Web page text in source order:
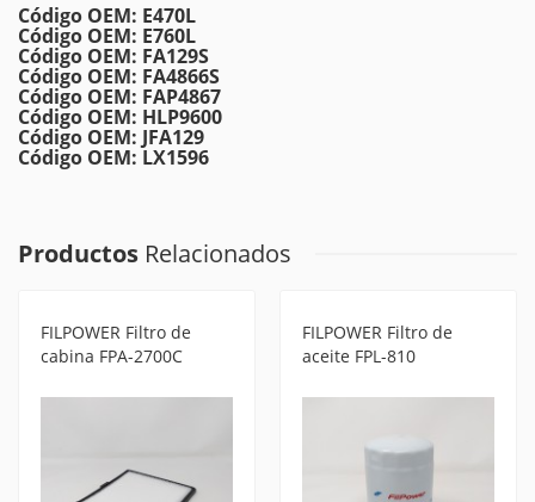
Código OEM: E470L
Código OEM: E760L
Código OEM: FA129S
Código OEM: FA4866S
Código OEM: FAP4867
Código OEM: HLP9600
Código OEM: JFA129
Código OEM: LX1596
Productos Relacionados
FILPOWER Filtro de
cabina FPA-2700C
FILPOWER Filtro de
aceite FPL-810